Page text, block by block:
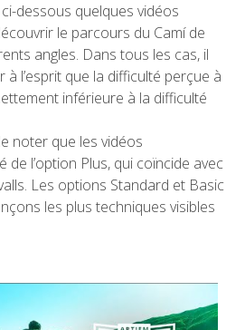
dessous quelques vidéos
le parcours du Camí de
angles. Dans tous les cas, il
l’esprit que la difficulté perçue à
inférieure à la difficulté
noter que les vidéos
l’option Plus, qui coïncide avec
Les options Standard et Basic
les plus techniques visibles